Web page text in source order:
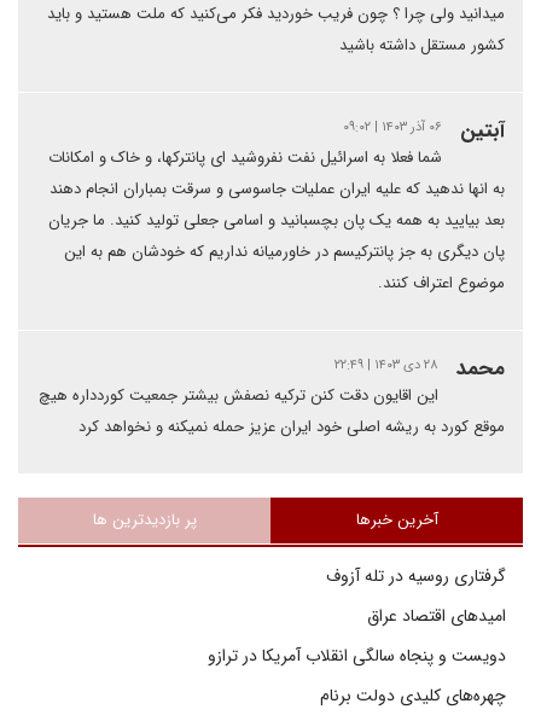
میدانید ولی چرا ؟ چون فریب خوردید فکر می‌کنید که ملت هستید و باید
کشور مستقل داشته باشید
آبتین ۰۶ آذر ۱۴۰۳ | ۰۹:۰۲
شما فعلا به اسرائیل نفت نفروشید ای پانترکها، و خاک و امکانات
به انها ندهید که علیه ایران عملیات جاسوسی و سرقت بمباران انجام دهند
بعد بیایید به همه یک پان بچسبانید و اسامی جعلی تولید کنید. ما جریان
پان دیگری به جز پانترکیسم در خاورمیانه نداریم که خودشان هم به این
موضوع اعتراف کنند.
محمد ۲۸ دی ۱۴۰۳ | ۲۲:۴۹
این اقایون دقت کنن ترکیه نصفش بیشتر جمعیت کوردداره هیچ
موقع کورد به ریشه اصلی خود ایران عزیز حمله نمیکنه و نخواهد کرد
آخرین خبرها پر بازدیدترین ها
گرفتاری روسیه در تله آزوف
امیدهای اقتصاد عراق
دویست و پنجاه سالگی انقلاب آمریکا در ترازو
چهره‌های کلیدی دولت برنام